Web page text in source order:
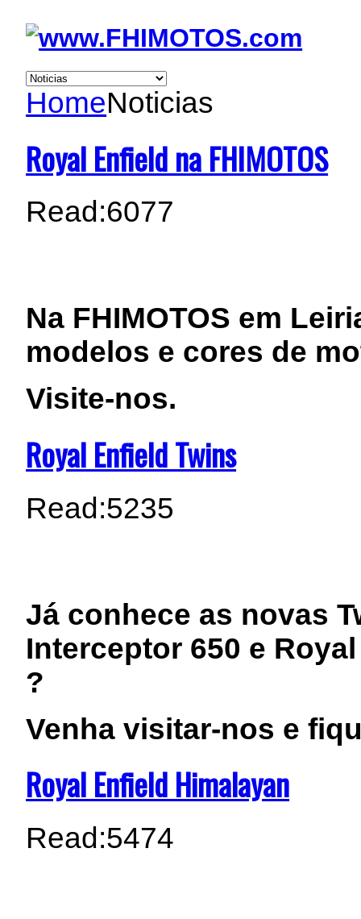
HomeNoticias
Royal Enfield na FHIMOTOS
Read:6077
Na FHIMOTOS em
modelos e cores de
Visite-nos.
Royal Enfield Twins
Read:5235
Já conhece as novas
Interceptor 650 e
?
Venha visitar-nos e
Royal Enfield Himalayan
Read:5474